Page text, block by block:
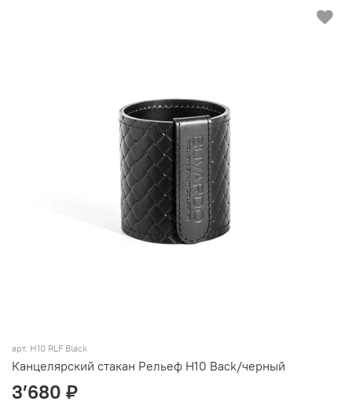
арт. H10 RLF Black
Канцелярский стакан Рельеф Н10 Back/черный
3’680 ₽